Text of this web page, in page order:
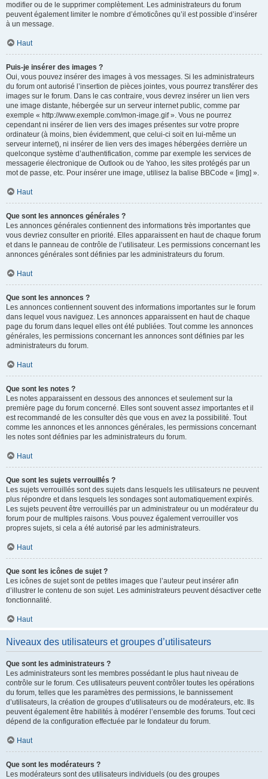
modifier ou de le supprimer complètement. Les administrateurs du forum
peuvent également limiter le nombre d’émoticônes qu’il est possible d’insérer
à un message.
Haut
Puis-je insérer des images ?
Oui, vous pouvez insérer des images à vos messages. Si les administrateurs
du forum ont autorisé l’insertion de pièces jointes, vous pourrez transférer des
images sur le forum. Dans le cas contraire, vous devrez insérer un lien vers
une image distante, hébergée sur un serveur internet public, comme par
exemple « http://www.exemple.com/mon-image.gif ». Vous ne pourrez
cependant ni insérer de lien vers des images présentes sur votre propre
ordinateur (à moins, bien évidemment, que celui-ci soit en lui-même un
serveur internet), ni insérer de lien vers des images hébergées derrière un
quelconque système d’authentification, comme par exemple les services de
messagerie électronique de Outlook ou de Yahoo, les sites protégés par un
mot de passe, etc. Pour insérer une image, utilisez la balise BBCode « [img] ».
Haut
Que sont les annonces générales ?
Les annonces générales contiennent des informations très importantes que
vous devriez consulter en priorité. Elles apparaissent en haut de chaque forum
et dans le panneau de contrôle de l’utilisateur. Les permissions concernant les
annonces générales sont définies par les administrateurs du forum.
Haut
Que sont les annonces ?
Les annonces contiennent souvent des informations importantes sur le forum
dans lequel vous naviguez. Les annonces apparaissent en haut de chaque
page du forum dans lequel elles ont été publiées. Tout comme les annonces
générales, les permissions concernant les annonces sont définies par les
administrateurs du forum.
Haut
Que sont les notes ?
Les notes apparaissent en dessous des annonces et seulement sur la
première page du forum concerné. Elles sont souvent assez importantes et il
est recommandé de les consulter dès que vous en avez la possibilité. Tout
comme les annonces et les annonces générales, les permissions concernant
les notes sont définies par les administrateurs du forum.
Haut
Que sont les sujets verrouillés ?
Les sujets verrouillés sont des sujets dans lesquels les utilisateurs ne peuvent
plus répondre et dans lesquels les sondages sont automatiquement expirés.
Les sujets peuvent être verrouillés par un administrateur ou un modérateur du
forum pour de multiples raisons. Vous pouvez également verrouiller vos
propres sujets, si cela a été autorisé par les administrateurs.
Haut
Que sont les icônes de sujet ?
Les icônes de sujet sont de petites images que l’auteur peut insérer afin
d’illustrer le contenu de son sujet. Les administrateurs peuvent désactiver cette
fonctionnalité.
Haut
Niveaux des utilisateurs et groupes d’utilisateurs
Que sont les administrateurs ?
Les administrateurs sont les membres possédant le plus haut niveau de
contrôle sur le forum. Ces utilisateurs peuvent contrôler toutes les opérations
du forum, telles que les paramètres des permissions, le bannissement
d’utilisateurs, la création de groupes d’utilisateurs ou de modérateurs, etc. Ils
peuvent également être habilités à modérer l’ensemble des forums. Tout ceci
dépend de la configuration effectuée par le fondateur du forum.
Haut
Que sont les modérateurs ?
Les modérateurs sont des utilisateurs individuels (ou des groupes